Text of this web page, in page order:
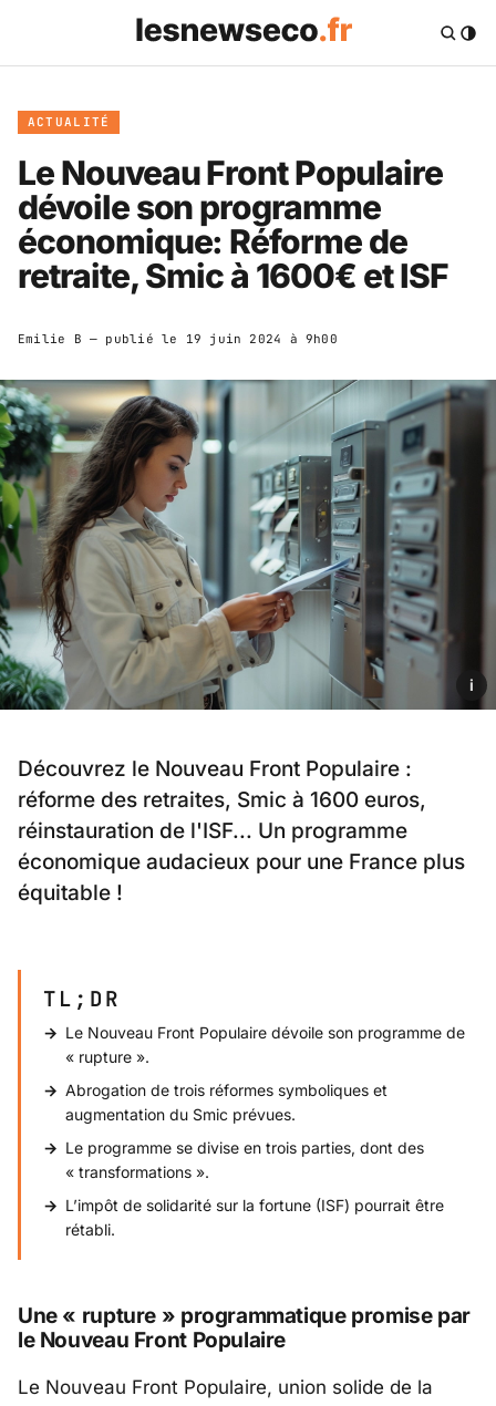
ACTUALITÉ
Le Nouveau Front Populaire
dévoile son programme
économique: Réforme de
retraite, Smic à 1600€ et ISF
Emilie B — publié le 19 juin 2024 à 9h00
i
Découvrez le Nouveau Front Populaire :
réforme des retraites, Smic à 1600 euros,
réinstauration de l'ISF... Un programme
économique audacieux pour une France plus
équitable !
TL;DR
Le Nouveau Front Populaire dévoile son programme de
« rupture ».
Abrogation de trois réformes symboliques et
augmentation du Smic prévues.
Le programme se divise en trois parties, dont des
« transformations ».
L’impôt de solidarité sur la fortune (ISF) pourrait être
rétabli.
Une « rupture » programmatique promise par
le Nouveau Front Populaire
Le Nouveau Front Populaire, union solide de la